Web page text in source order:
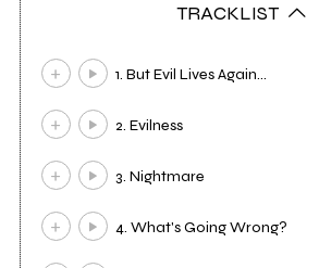
TRACKLIST
1. But Evil Lives Again...
2. Evilness
3. Nightmare
4. What's Going Wrong?